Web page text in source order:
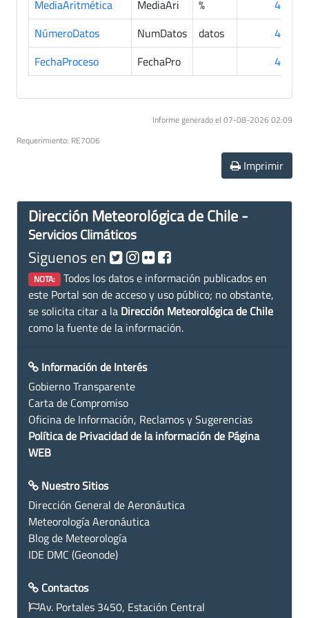
MediaAritmética MediaAri %
43
NúmeroDatos
NumDatos datos
43
FechaProceso
FechaPro 43
Informe generado el 07-08-2026 02:09
Requerimiento: RE7006
Imprimir
Dirección Meteorológica de Chile -
Servicios Climáticos
Siguenos en
NOTA: Todos los datos e información publicados en
este Portal son de acceso y uso público; no obstante,
se solicita citar a la Dirección Meteorológica de Chile
como la fuente de la información.
Información de Interés
Gobierno Transparente
Carta de Compromiso
Oficina de Información, Reclamos y Sugerencias
Política de Privacidad de la información de Página
WEB
Nuestro Sitios
Dirección General de Aeronáutica
Meteorología Aeronáutica
Blog de Meteorología
IDE DMC (Geonode)
Contactos
Av. Portales 3450, Estación Central